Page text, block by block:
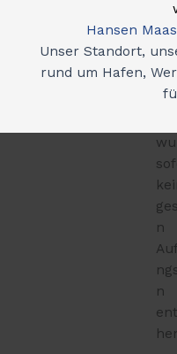
Hansen
Unser Standort,
rund um Hafen,
n
n